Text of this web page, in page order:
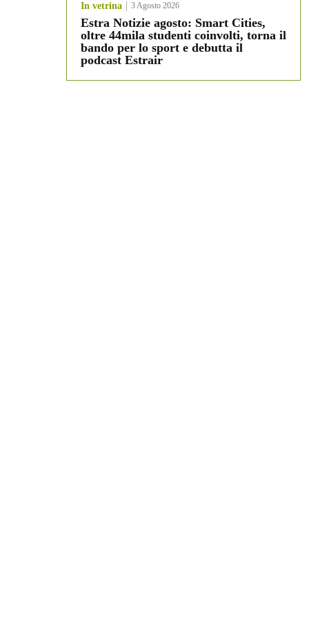
In vetrina 3 Agosto 2026
Estra Notizie agosto: Smart Cities,
oltre 44mila studenti coinvolti, torna il
bando per lo sport e debutta il
podcast Estrair